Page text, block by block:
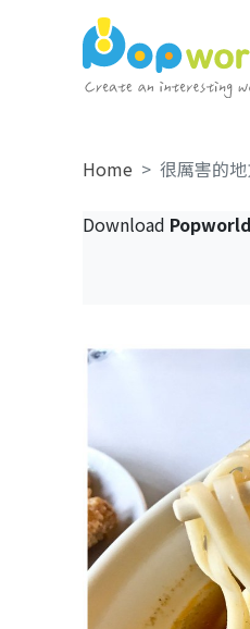
Home 很厲害的
Download